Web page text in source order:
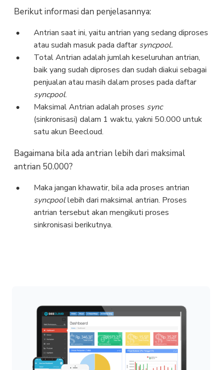
Berikut informasi dan penjelasannya:
Antrian saat ini, yaitu antrian yang sedang diproses
atau sudah masuk pada daftarsyncpool.
Total Antrian adalah jumlah keseluruhan antrian,
baik yang sudah diproses dan sudah diakui sebagai
penjualan atau masih dalam proses pada daftar
syncpool.
Maksimal Antrian adalah proses sync
(sinkronisasi) dalam 1 waktu, yakni 50.000 untuk
satu akun Beecloud.
Bagaimana bila ada antrian lebih dari maksimal
antrian 50.000?
Maka jangan khawatir, bila ada proses antrian
syncpoollebih dari maksimal antrian. Proses
antrian tersebut akan mengikuti proses
sinkronisasi berikutnya.